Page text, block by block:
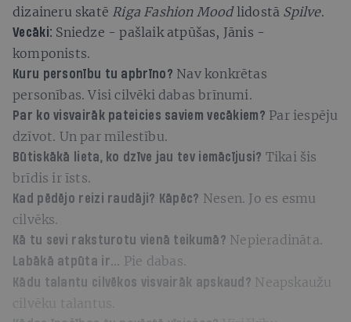
dizaineru skatē Riga Fashion Moodlidostā Spilve.
Vecāki: Sniedze - pašlaik atpūšas, Jānis -
komponists.
Kuru personību tu apbrīno? Nav konkrētas
personības. Visi cilvēki dabas brīnumi.
Par ko visvairāk pateicies saviem vecākiem? Par iespēju
dzīvot. Un par mīlestību.
Būtiskākā lieta, ko dzīve jau tev iemācījusi? Tikai šis
brīdis ir īsts.
Kad pēdējo reizi raudāji? Kāpēc? Nesen. Jo es esmu
cilvēks.
Kā tu sevi raksturotu vienā teikumā? Nepieradināta.
Labākā atpūta ir... Pie dabas.
Kādu talantu cilvēkos visvairāk apskaud? Neapskaužu
cilvēku talantus.